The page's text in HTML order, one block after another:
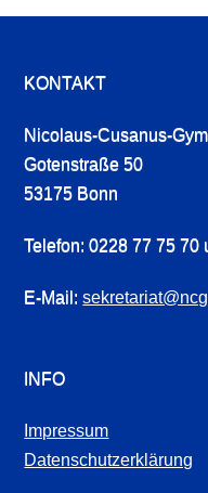
KONTAKT
Nicolaus-Cusanus-
Gotenstraße 50
53175 Bonn
Telefon: 0228 77 75 70
E-Mail:
INFO
Impressum
Datenschutzerklärung